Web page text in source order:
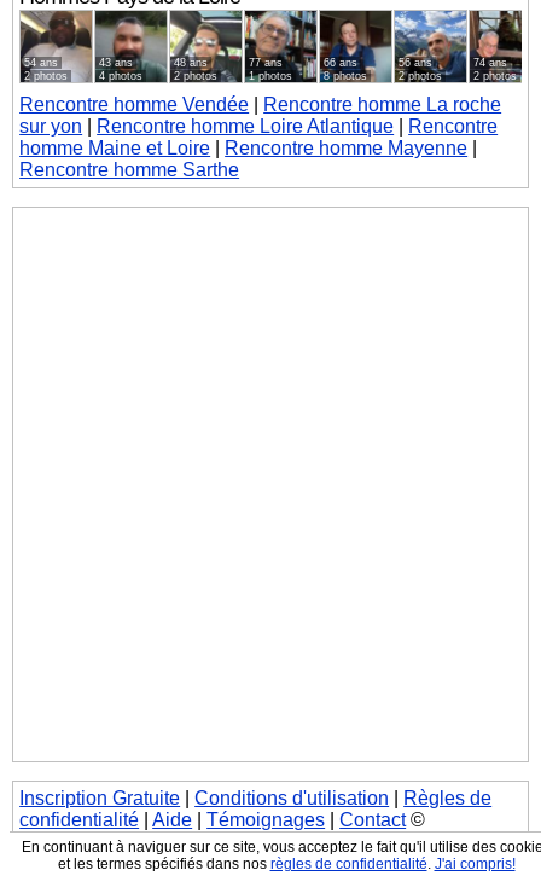
En continuant à naviguer sur ce site, vous acceptez le fait qu'il utilise des
et les termes spécifiés dans nos règles de confidentialité. J'ai compris!
54 ans
2 photos
43 ans
4 photos
48 ans
2 photos
77 ans
1 photos
66 ans
8 photos
56 ans
2 photos
74 ans
2 photos
Rencontre homme Vendée
Rencontre homme La roche
sur yon
Rencontre homme Loire Atlantique
Rencontre
homme Maine et Loire
Rencontre homme Mayenne
Rencontre homme Sarthe
Inscription Gratuite |Conditions d'utilisation
Règles de
confidentialité |Aide |Témoignages |Contact©
JeContacte.com, Tous droits réservés